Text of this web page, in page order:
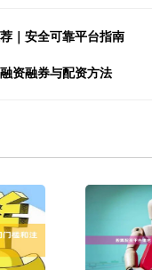
｜安全可靠平台指南
资融券与配资方法